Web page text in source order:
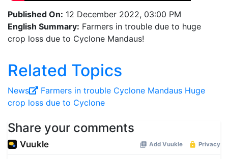
Published On: 12 December 2022, 03:00 PM
English Summary: Farmers in trouble due to huge
crop loss due to Cyclone Mandaus!
Related Topics
News Farmers in trouble Cyclone Mandaus Huge
crop loss due to Cyclone
Share your comments